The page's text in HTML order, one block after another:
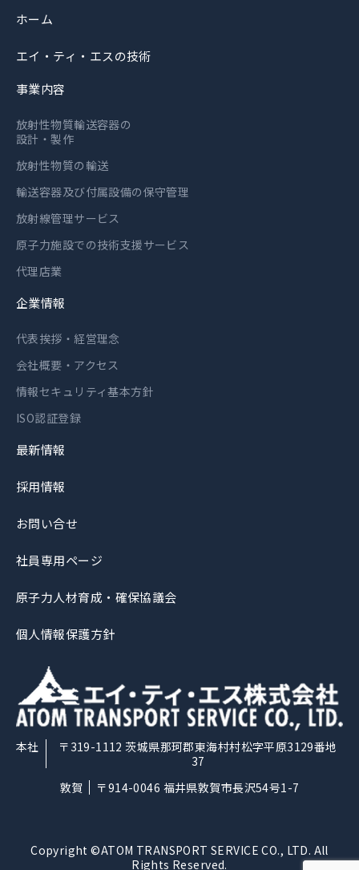
ホーム
エイ・ティ・エスの技術
事業内容
放射性物質輸送容器の
設計・製作
放射性物質の輸送
輸送容器及び付属設備の保守管理
放射線管理サービス
原子力施設での技術支援サービス
代理店業
企業情報
代表挨拶・経営理念
会社概要・アクセス
情報セキュリティ基本方針
ISO認証登録
最新情報
採用情報
お問い合せ
社員専用ページ
原子力人材育成・確保協議会
個人情報保護方針
〒319-1112 茨城県那珂郡東海村村松字平原3129番地
37
〒914-0046 福井県敦賀市長沢54号1-7
Copyright ©ATOM TRANSPORT SERVICE CO., LTD. All
Rights Reserved.